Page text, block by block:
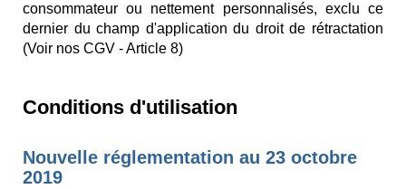
consommateur ou nettement personnalisés, exclu ce
dernier du champ d'application du droit de rétractation
(Voir nos CGV - Article 8)
Conditions d'utilisation
Nouvelle réglementation au 23 octobre
2019